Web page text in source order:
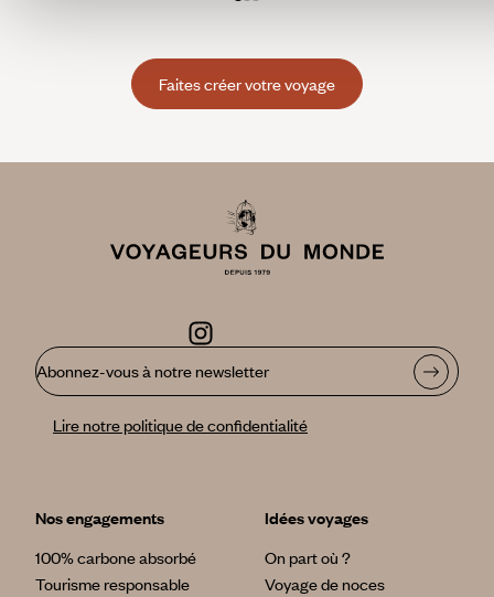
C’est une aube fraiche, une aurore couleur d’opale. Le soleil
d’absolu silence, un moment de recueillement intense. Ce
sont quelques moines encore rassemblés ici. Des hommes
qui joignent leurs prières. Ils sont peut-être dix, peut-être
splendeur du Monastère de Rila. Inscrit au patrimoine
malmené, détruit, reconstruit chaque fois, le monastère de
Rila vibre encore d’une spiritualité exceptionnelle, palpable.
Ainsi, en une aube fraiche couleur d’opale, il faut deviner le
chant des moines. Ils disent une façon d’éternité. Et c’est
Faites créer votre voyage
Abonnez-vous à notre newsletter
Lire notre politique de confidentialité
Nos engagements
100% carbone absorbé
Tourisme responsable
Idées voyages
On part où ?
Voyage de noces